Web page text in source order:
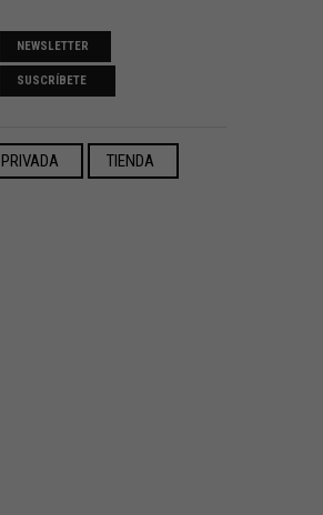
NEWSLETTER
SUSCRÍBETE
TIENDA